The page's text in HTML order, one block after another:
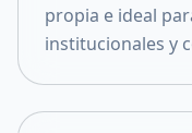
propia e ideal
institucionales y